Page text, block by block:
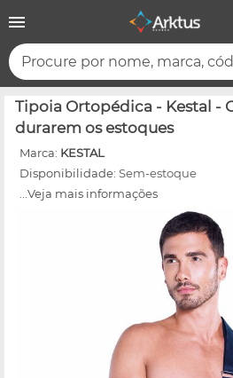
Procure por nome, marca,
Tipoia Ortopédica - Kestal -
durarem os estoques
Marca: KESTAL
Disponibilidade: Sem-estoque
...Veja mais informações